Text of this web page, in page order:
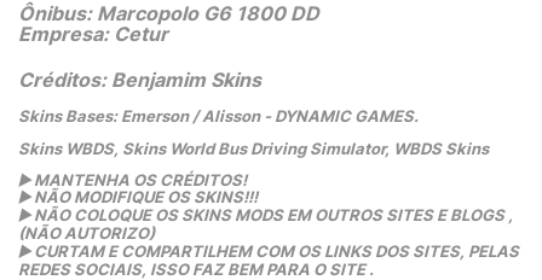
Ônibus: Marcopolo G6 1800 DD
Empresa: Cetur
Créditos: Benjamim Skins
Skins Bases: Emerson / Alisson - DYNAMIC GAMES.
Skins WBDS, Skins World Bus Driving Simulator, WBDS Skins
▶️ MANTENHA OS CRÉDITOS!
▶️ NÃO MODIFIQUE OS SKINS!!!
▶️ NÃO COLOQUE OS SKINS MODS EM OUTROS SITES E BLOGS ,
(NÃO AUTORIZO)
▶️ CURTAM E COMPARTILHEM COM OS LINKS DOS SITES, PELAS
REDES SOCIAIS, ISSO FAZ BEM PARA O SITE .